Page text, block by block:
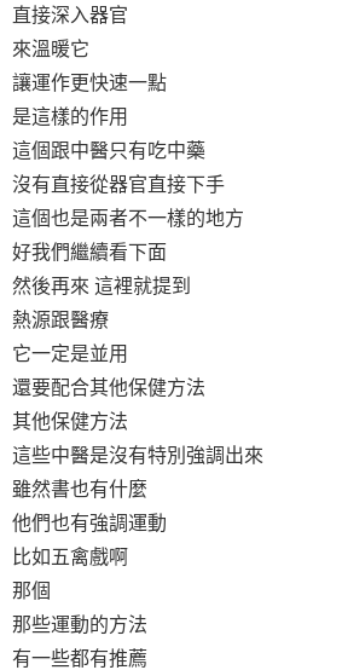
直接深入器官
來溫暖它
讓運作更快速一點
是這樣的作用
這個跟中醫只有吃中藥
沒有直接從器官直接下手
這個也是兩者不一樣的地方
好我們繼續看下面
然後再來 這裡就提到
熱源跟醫療
它一定是並用
還要配合其他保健方法
其他保健方法
這些中醫是沒有特別強調出來
雖然書也有什麼
他們也有強調運動
比如五禽戲啊
那個
那些運動的方法
有一些都有推薦